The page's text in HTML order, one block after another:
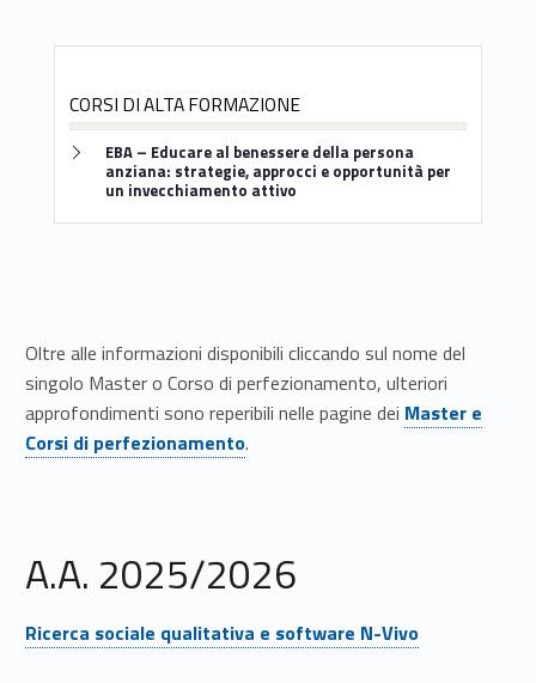
CORSI DI ALTA FORMAZIONE
Link identifier #identifier__194873-27
EBA – Educare al benessere della persona
anziana: strategie, approcci e opportunità per
un invecchiamento attivo
Oltre alle informazioni disponibili cliccando sul nome del
singolo Master o Corso di perfezionamento, ulteriori
approfondimenti sono reperibili nelle pagine dei Master e
Corsi di perfezionamento.
A.A. 2025/2026
Link identifier #identifier__74288-28
Ricerca sociale qualitativa e software N-Vivo